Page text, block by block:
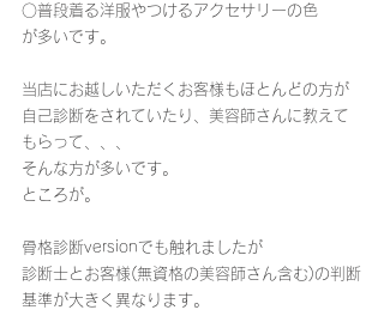
○普段着る洋服やつけるアクセサリーの色
が多いです。
当店にお越しいただくお客様もほとんどの方が
自己診断をされていたり、美容師さんに教えて
もらって、、、
そんな方が多いです。
ところが。
骨格診断versionでも触れましたが
診断士とお客様(無資格の美容師さん含む)の判断
基準が大きく異なります。